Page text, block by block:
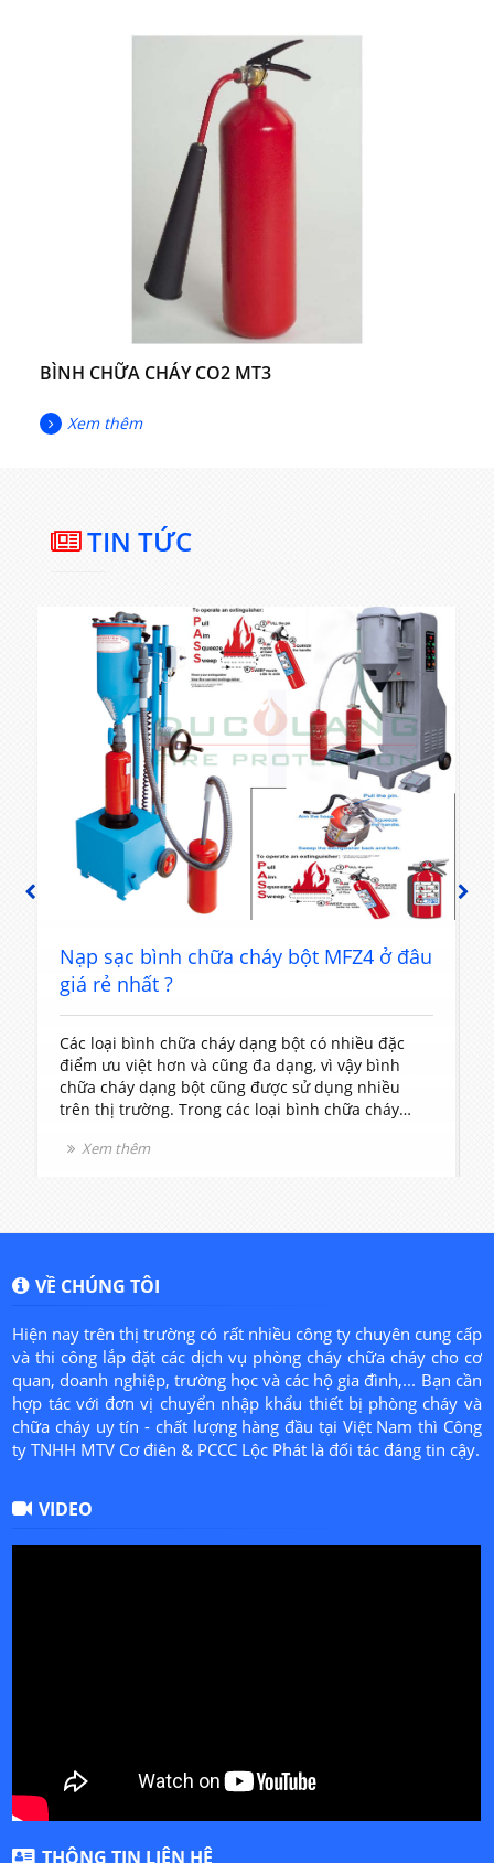
BÌNH CHỮA CHÁY CO2 MT3
Xem thêm
TIN TỨC
PREVIOUS
Nạp sạc bình chữa cháy bột MFZ4 ở đâu
giá rẻ nhất ?
Các loại bình chữa cháy dạng bột có nhiều đặc
điểm ưu việt hơn và cũng đa dạng, vì vậy bình
chữa cháy dạng bột cũng được sử dụng nhiều
trên thị trường. Trong các loại bình chữa cháy
dụng rất phổ biến vì nó có kích thước và khối
Xem thêm
NEXT
VỀ CHÚNG TÔI
Hiện nay trên thị trường có rất nhiều công ty chuyên cung cấp
và thi công lắp đặt các dịch vụ phòng cháy chữa cháy cho cơ
quan, doanh nghiệp, trường học và các hộ gia đình,... Bạn cần
hợp tác với đơn vị chuyển nhập khẩu thiết bị phòng cháy và
chữa cháy uy tín - chất lượng hàng đầu tại Việt Nam thì Công
ty TNHH MTV Cơ điên & PCCC Lộc Phát là đối tác đáng tin cậy.
VIDEO
THÔNG TIN LIÊN HỆ